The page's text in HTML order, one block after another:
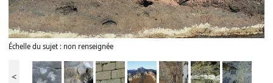
Échelle du sujet : non renseignée
<